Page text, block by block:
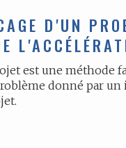
D'UN
est une méthode
donné par